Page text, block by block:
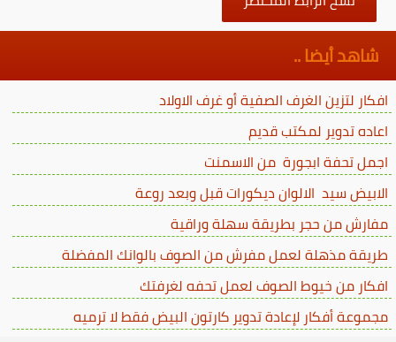
شاهد أيضا ..
افكار لتزين الغرف الصفية أو غرف الاولاد
اعاده تدوير لمكتب قديم
اجمل تحفة ابجورة من الاسمنت
الابيض سيد الالوان ديكورات قبل وبعد روعة
مفارش من حجر بطريقة سهلة وراقية
طريقة مذهلة لعمل مفرش من الصوف بالوانك المفضلة
افكار من خيوط الصوف لعمل تحفه لغرفتك
مجموعة أفكار لإعادة تدوير كارتون البيض فقط لا ترميه